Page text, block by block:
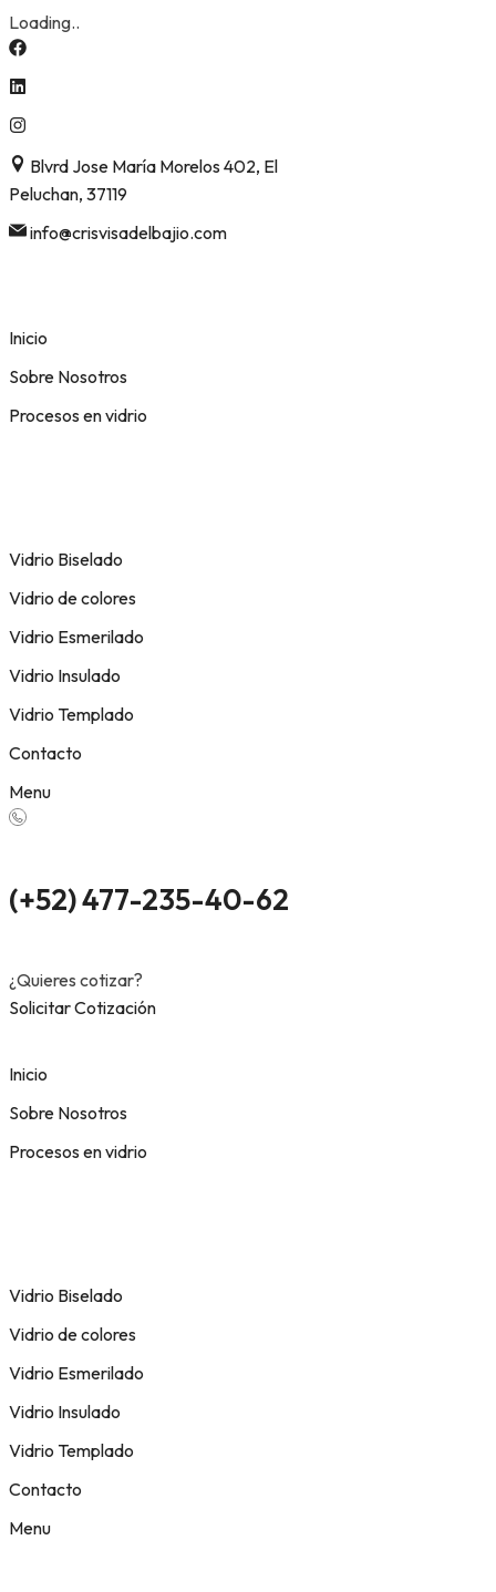
Loading..
Skip
to
Blvrd Jose María Morelos 402, El
Peluchan, 37119
info@crisvisadelbajio.com
Inicio
Sobre Nosotros
Procesos en vidrio
Vidrio Biselado
Vidrio de colores
Vidrio Esmerilado
Vidrio Insulado
Vidrio Templado
Contacto
Menu
(+52) 477-235-40-62
¿Quieres cotizar?
Solicitar Cotización
Inicio
Sobre Nosotros
Procesos en vidrio
Vidrio Biselado
Vidrio de colores
Vidrio Esmerilado
Vidrio Insulado
Vidrio Templado
Contacto
Menu